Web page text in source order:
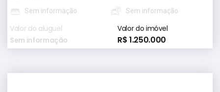
Sem informação
Sem informação
Valor do aluguel
Sem informação
Valor do imóvel
R$ 1.250.000